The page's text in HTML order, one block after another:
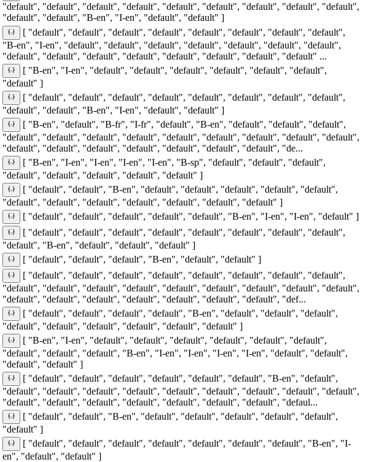
"default", "default", "default", "default", "default", "default", "default", "default", "default",
"default", "default", "B-en", "I-en", "default", "default" ]
[ "default", "default", "default", "default", "default", "default", "default", "default",
"B-en", "I-en", "default", "default", "default", "default", "default", "default", "default",
"default", "default", "default", "default", "default", "default", "default", "default" ...
[ "B-en", "I-en", "default", "default", "default", "default", "default", "default",
"default" ]
[ "default", "default", "default", "default", "default", "default", "default", "default",
"default", "default", "B-en", "I-en", "default", "default" ]
[ "B-en", "default", "B-fr", "I-fr", "default", "B-en", "default", "default", "default",
"default", "default", "default", "default", "default", "default", "default", "default", "default",
"default", "default", "default", "default", "default", "default", "default", "de...
[ "B-en", "I-en", "I-en", "I-en", "I-en", "B-sp", "default", "default", "default",
"default", "default", "default", "default", "default" ]
[ "default", "default", "B-en", "default", "default", "default", "default", "default",
"default", "default", "default", "default", "default", "default", "default" ]
[ "default", "default", "default", "default", "default", "B-en", "I-en", "I-en", "default" ]
[ "default", "default", "default", "default", "default", "default", "default", "default",
"default", "B-en", "default", "default", "default" ]
[ "default", "default", "default", "B-en", "default", "default" ]
[ "default", "default", "default", "default", "default", "default", "default", "default",
"default", "default", "default", "default", "default", "default", "default", "default", "default",
"default", "default", "default", "default", "default", "default", "default", "def...
[ "default", "default", "default", "default", "B-en", "default", "default", "default",
"default", "default", "default", "default", "default", "default" ]
[ "B-en", "I-en", "default", "default", "default", "default", "default", "default",
"default", "default", "default", "B-en", "I-en", "I-en", "I-en", "I-en", "default", "default",
"default", "default" ]
[ "default", "default", "default", "default", "default", "default", "B-en", "default",
"default", "default", "default", "default", "default", "default", "default", "default", "default",
"default", "default", "default", "default", "default", "default", "default", "defaul...
[ "default", "default", "B-en", "default", "default", "default", "default", "default",
"default" ]
[ "default", "default", "default", "default", "default", "default", "default", "B-en", "I-
en", "default", "default" ]